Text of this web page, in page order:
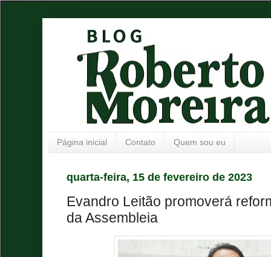
Página inicial Contato Quem sou eu
quarta-feira, 15 de fevereiro de 2023
Evandro Leitão promoverá
da Assembleia